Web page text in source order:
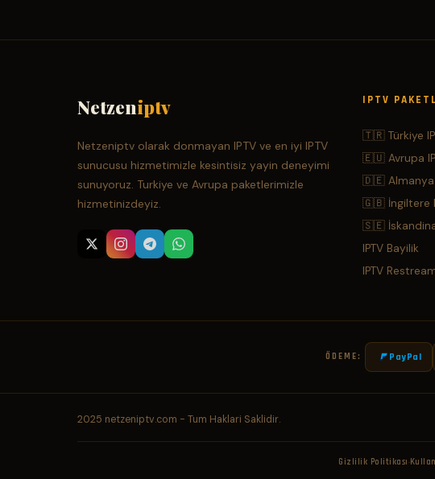
Netzeniptv
Netzeniptv olarak donmayan IPTV ve en iyi IPTV
sunucusu hizmetimizle kesintisiz yayin deneyimi
sunuyoruz. Turkiye ve Avrupa paketlerimizle
hizmetinizdeyiz.
IPTV
🇹🇷 Türkiye
🇪🇺 Avrupa
🇩🇪 Almanya
🇬🇧 İngiltere
🇸🇪
IPTV Bayilik
IPTV
ÖDEME: PayPal
2025 netzeniptv.com - Tum Haklari Saklidir.
Gizlilik Politikası·